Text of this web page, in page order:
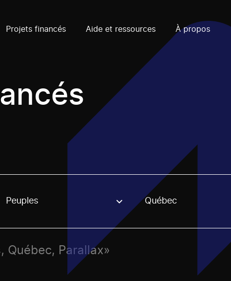
Projets financés Aide et ressources À propos
stream or regon. The filter will be applied when
Peuples Québec
Québec, Parallax»